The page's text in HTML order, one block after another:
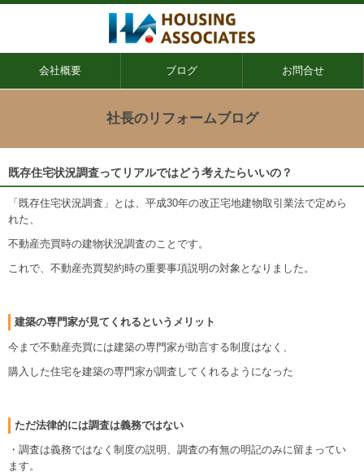
会社概要 ブログ お問合せ
社長のリフォームブログ
既存住宅状況調査ってリアルではどう考えたらいいの？
「既存住宅状況調査」とは、平成30年の改正宅地建物取引業法で定めら
れた、
不動産売買時の建物状況調査のことです。
これで、不動産売買契約時の重要事項説明の対象となりました。
建築の専門家が見てくれるというメリット
今まで不動産売買には建築の専門家が助言する制度はなく、
購入した住宅を建築の専門家が調査してくれるようになった
ただ法律的には調査は義務ではない
・調査は義務ではなく制度の説明、調査の有無の明記のみに留まってい
ます。